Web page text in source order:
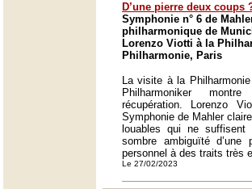
D’une pierre deux coups
Symphonie n° 6 de
philharmonique de
Lorenzo Viotti à la
Philharmonie, Paris
La visite à la
Philharmoniker
récupération. Lorenzo
Symphonie de Mahler
louables qui ne
sombre ambiguïté
personnel à des traits très
Le 27/02/2023